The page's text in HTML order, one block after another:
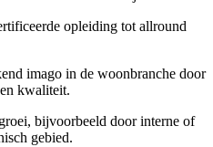
opleiding tot allround
imago in de woonbranche door
kwaliteit.
bijvoorbeeld door interne of
gebied.